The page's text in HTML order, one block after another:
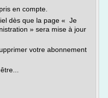
en compte.
dès que la page « Je
» sera mise à jour
votre abonnement